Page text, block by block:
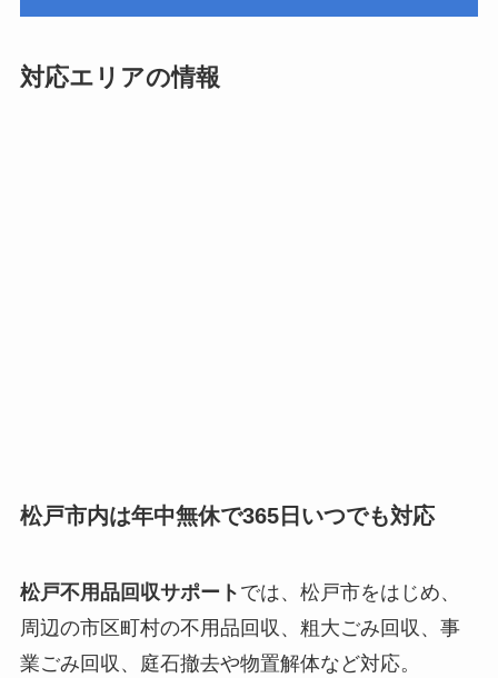
対応エリアの情報
松戸市内は年中無休で365日いつでも対応
松戸不用品回収サポート では、松戸市をはじめ、
周辺の市区町村の不用品回収、粗大ごみ回収、事
業ごみ回収、庭石撤去や物置解体など対応。